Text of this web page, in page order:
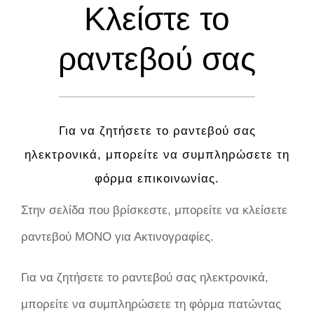
Κλείστε το
ραντεβού σας
Για να ζητήσετε το ραντεβού σας
ηλεκτρονικά, μπορείτε να συμπληρώσετε τη
φόρμα επικοινωνίας.
Στην σελίδα που βρίσκεστε, μπορείτε να κλείσετε
ραντεβού ΜΟΝΟ για Ακτινογραφίες.
Για να ζητήσετε το ραντεβού σας ηλεκτρονικά,
μπορείτε να συμπληρώσετε τη φόρμα πατώντας